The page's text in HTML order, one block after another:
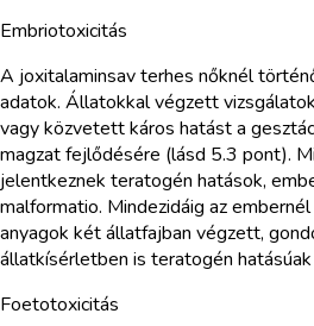
Embriotoxicitás
A joxitalaminsav terhes nőknél
adatok. Állatokkal végzett
vagy közvetett káros hatást a
magzat fejlődésére (lásd 5.3 pont).
jelentkeznek teratogén hatások,
malformatio. Mindezidáig az
anyagok két állatfajban végzett,
állatkísérletben is teratogén
Foetotoxicitás